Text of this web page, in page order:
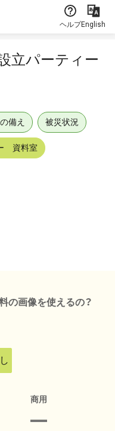
ヘルプEnglish
立パーティー
備え 被災状況
資料室
の画像を使えるの？
商用